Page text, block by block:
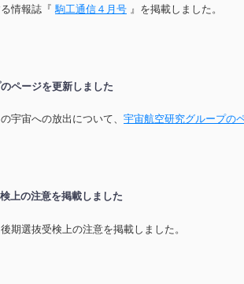
る情報誌『駒工通信４月号 』を掲載しました。
ページを更新しました
宇宙への放出について、 宇宙航空研究グループの
上の注意を掲載しました
期選抜受検上の注意を掲載しました。